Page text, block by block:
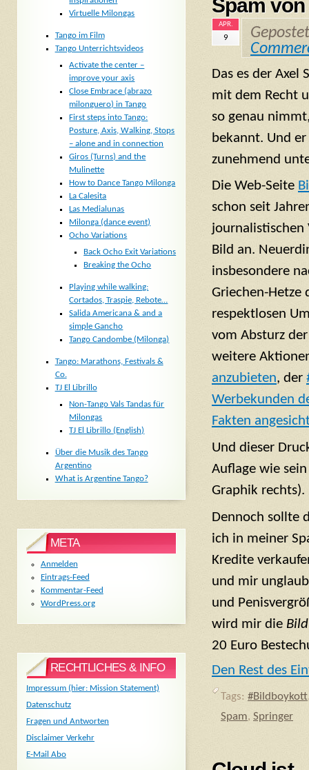
Spam
APR.
9
Das es der Axel
mit dem Recht
so genau
bekannt. Und
zunehmend
Die Web-Seite
schon seit
journalistischen
Bild an.
insbesondere
Griechen-Hetze
respektlosen
vom Absturz
weitere
anzubieten, der
Werbekunden
Fakten
Und dieser
Auflage wie
Graphik rechts).
Dennoch sollte
ich in meiner
Kredite
und mir
und
wird mir die
20 Euro
Den Rest des
Tags: #Bildboykott
Spam, Springer
Virtuelle Milongas
Tango im Film
Tango Unterrichtsvideos
Activate the center –
improve your axis
Close Embrace (abrazo
milonguero) in Tango
First steps into Tango:
Posture, Axis, Walking, Stops
– alone and in connection
Giros (Turns) and the
Mulinette
How to Dance Tango Milonga
La Calesita
Las Medialunas
Milonga (dance event)
Ocho Variations
Back Ocho Exit Variations
Breaking the Ocho
Playing while walking:
Cortados, Traspie, Rebote…
Salida Americana & and a
simple Gancho
Tango Candombe (Milonga)
Tango: Marathons, Festivals &
Co.
TJ El Librillo
Non-Tango Vals Tandas für
Milongas
TJ El Librillo (English)
Über die Musik des Tango
Argentino
What is Argentine Tango?
META
Anmelden
Eintrags-Feed
Kommentar-Feed
WordPress.org
RECHTLICHES & INFO
Impressum (hier: Mission Statement)
Datenschutz
Fragen und Antworten
Disclaimer Verkehr
E-Mail Abo